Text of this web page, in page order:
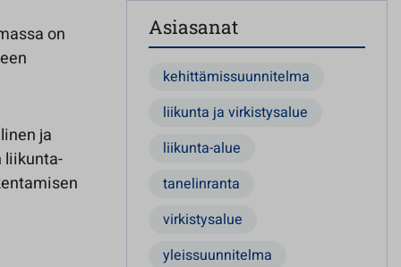
on
ja
liikunta-
Asiasanat
kehittämissuunnitelma
liikunta ja virkistysalue
liikunta-alue
tanelinranta
virkistysalue
yleissuunnitelma